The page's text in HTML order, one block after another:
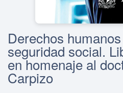
Derechos
seguridad social.
en homenaje al
Carpizo